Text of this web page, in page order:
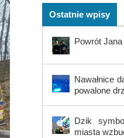
Ostatnie wpisy
Powrót Jana
Nawałnice
powalone
Dzik
miasta